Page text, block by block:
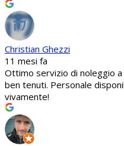
Christian Ghezzi
11 mesi fa
Ottimo servizio di noleggio
ben tenuti. Personale
vivamente!